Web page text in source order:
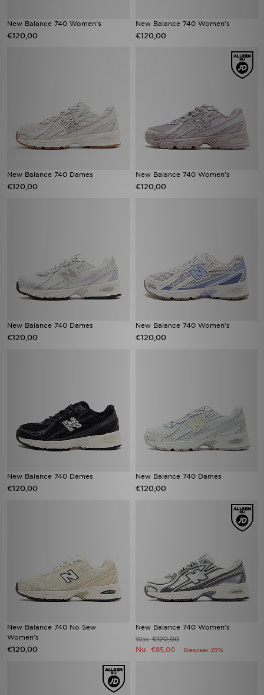
New Balance 740 Women's
€120,00
New Balance 740 Women's
€120,00
New Balance 740 Dames
€120,00
New Balance 740 Women's
€120,00
New Balance 740 Dames
€120,00
New Balance 740 Women's
€120,00
New Balance 740 Dames
€120,00
New Balance 740 Dames
€120,00
New Balance 740 No Sew
Women's
€120,00
New Balance 740 Women's
Was€120,00
Nu €85,00 Bespaar 29%